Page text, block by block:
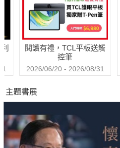
閱讀有禮，TCL平板送觸
控筆
2026/06/20 - 2026/08/31
主題書展